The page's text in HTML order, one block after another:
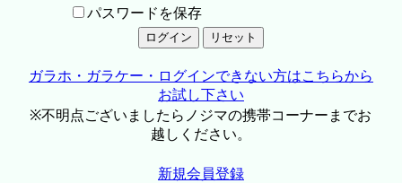
パスワードを保存
ガラホ・ガラケー・ログインできない方はこちらから
お試し下さい
※不明点ございましたらノジマの携帯コーナーまでお
越しください。
新規会員登録